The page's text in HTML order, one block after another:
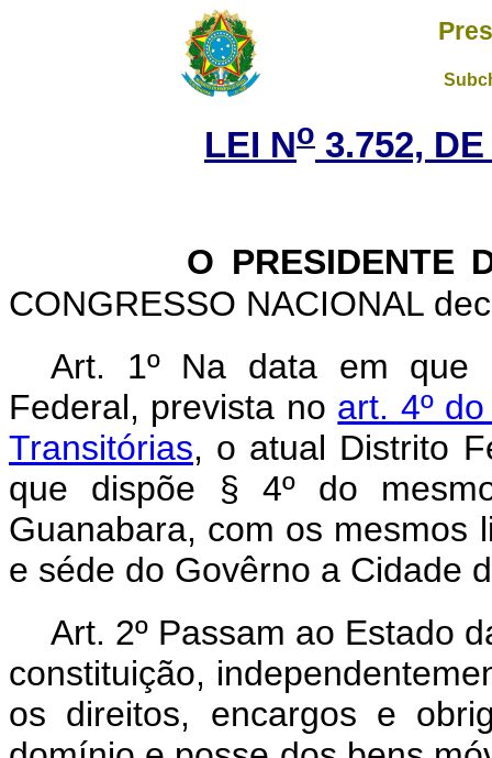
LEI No 3.752,
O PRESIDENTE
CONGRESSO NACIONAL
Art. 1º Na data em que
Federal, prevista no art. 4º
Transitórias, o atual Distrito
que dispõe § 4º do
Guanabara, com os mesmos
e séde do Govêrno a Cidade
Art. 2º Passam ao Estado
constituição,
os direitos, encargos e